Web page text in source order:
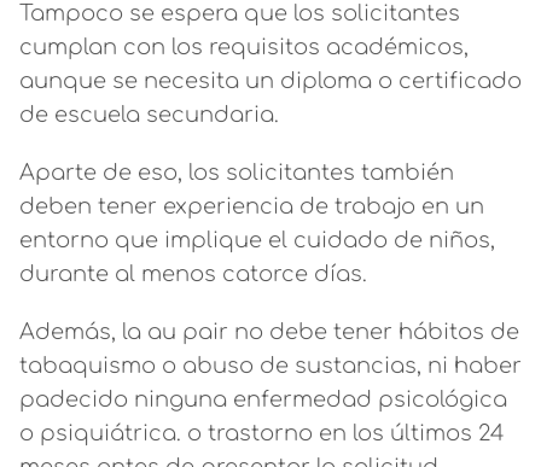
Tampoco se espera que los solicitantes
cumplan con los requisitos académicos,
aunque se necesita un diploma o certificado
de escuela secundaria.
Aparte de eso, los solicitantes también
deben tener experiencia de trabajo en un
entorno que implique el cuidado de niños,
durante al menos catorce días.
Además, la au pair no debe tener hábitos de
tabaquismo o abuso de sustancias, ni haber
padecido ninguna enfermedad psicológica
o psiquiátrica. o trastorno en los últimos 24